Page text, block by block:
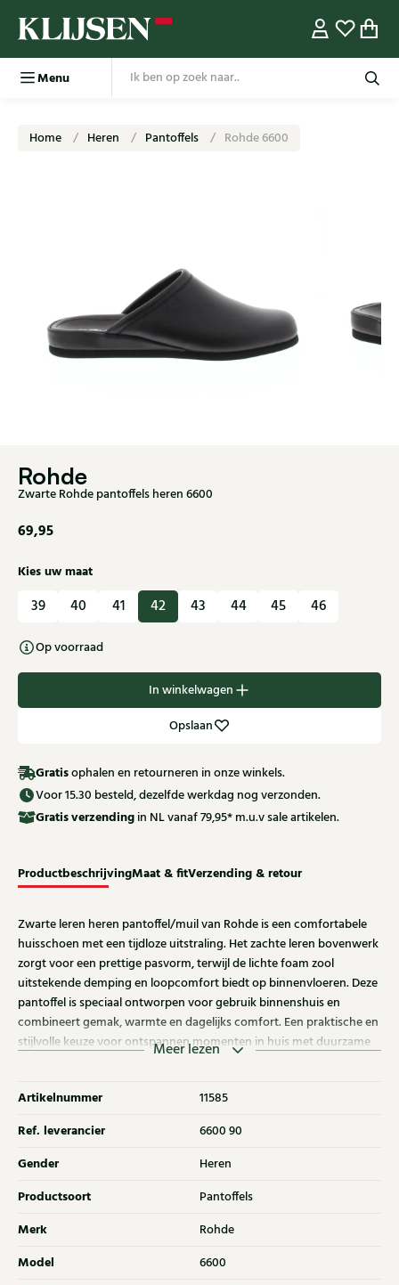
Menu
Home Heren Pantoffels Rohde 6600
Rohde
Zwarte Rohde pantoffels heren 6600
69,95
Kies uw maat
39 40 41 42 43 44 45 46
Op voorraad
In winkelwagen
Opslaan
Gratisophalen en retourneren in onze winkels.
Voor 15.30 besteld, dezelfde werkdag nog verzonden.
Gratisverzending in NL vanaf 79,95* m.u.v sale artikelen.
ProductbeschrijvingMaat & fitVerzending & retour
Zwarte leren heren pantoffel/muil van Rohde is een comfortabele
huisschoen met een tijdloze uitstraling. Het zachte leren bovenwerk
zorgt voor een prettige pasvorm, terwijl de lichte foam zool
uitstekende demping en loopcomfort biedt op binnenvloeren. Deze
pantoffel is speciaal ontworpen voor gebruik binnenshuis en
combineert gemak, warmte en dagelijks comfort. Een praktische en
stijlvolle keuze voor ontspannen momenten in huis met duurzame
Meer lezen
Artikelnummer 11585
Ref. leverancier 6600 90
Gender Heren
Productsoort Pantoffels
Merk Rohde
Model 6600